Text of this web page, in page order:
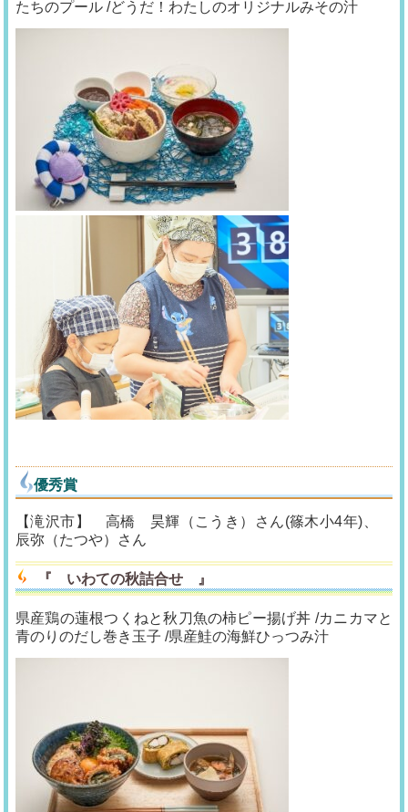
たちのプール /どうだ！わたしのオリジナルみその汁
優秀賞
【滝沢市】 高橋 昊輝（こうき）さん(篠木小4年)、
辰弥（たつや）さん
『 いわての秋詰合せ 』
県産鶏の蓮根つくねと秋刀魚の柿ピー揚げ丼 /カニカマと
青のりのだし巻き玉子 /県産鮭の海鮮ひっつみ汁